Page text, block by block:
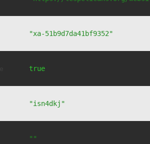
"xa-51b9d7da41bf9352"
true
"isn4dkj"
""